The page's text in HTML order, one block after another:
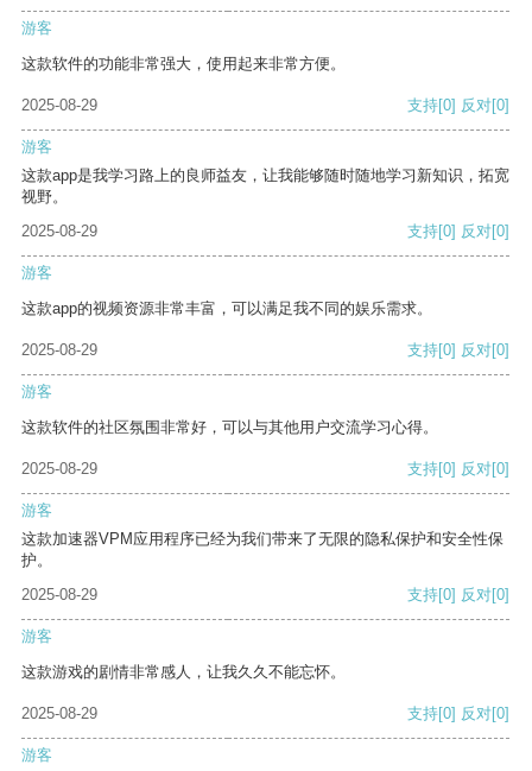
游客
这款软件的功能非常强大，使用起来非常方便。
2025-08-29 支持[0] 反对[0]
游客
这款app是我学习路上的良师益友，让我能够随时随地学习新知识，拓宽
视野。
2025-08-29
支持[0] 反对[0]
游客
这款app的视频资源非常丰富，可以满足我不同的娱乐需求。
2025-08-29 支持[0] 反对[0]
游客
这款软件的社区氛围非常好，可以与其他用户交流学习心得。
2025-08-29 支持[0] 反对[0]
游客
这款加速器VPM应用程序已经为我们带来了无限的隐私保护和安全性保
护。
2025-08-29
支持[0] 反对[0]
游客
这款游戏的剧情非常感人，让我久久不能忘怀。
2025-08-29 支持[0] 反对[0]
游客